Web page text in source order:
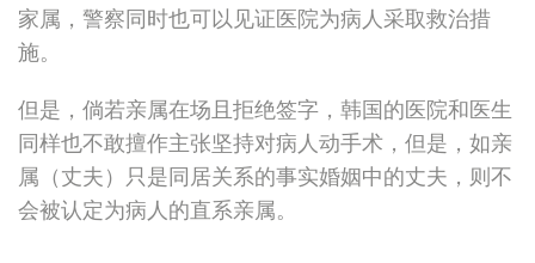
家属，警察同时也可以见证医院为病人采取救治措
施。
但是，倘若亲属在场且拒绝签字，韩国的医院和医生
同样也不敢擅作主张坚持对病人动手术，但是，如亲
属（丈夫）只是同居关系的事实婚姻中的丈夫，则不
会被认定为病人的直系亲属。